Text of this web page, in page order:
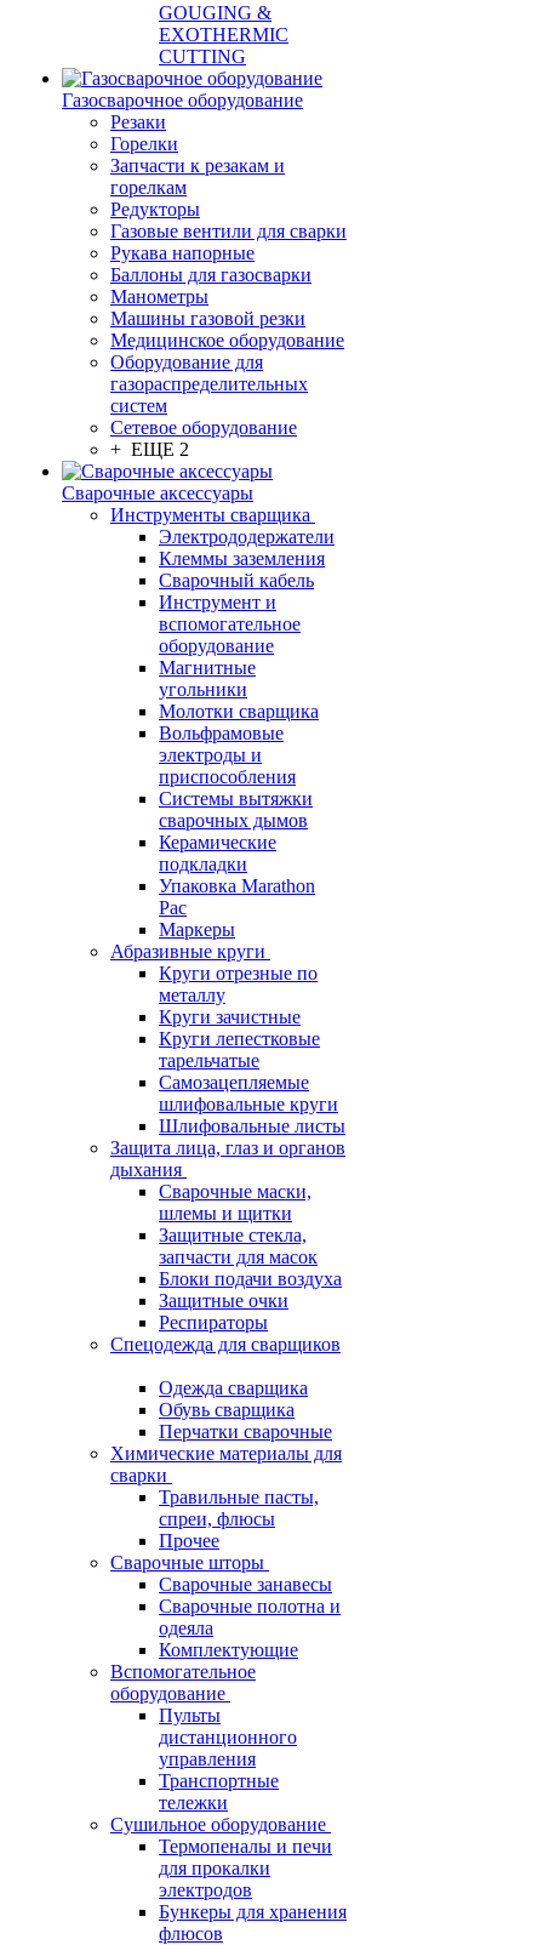
GOUGING &
EXOTHERMIC
CUTTING
Газосварочное оборудование
Резаки
Горелки
Запчасти к резакам и
горелкам
Редукторы
Газовые вентили для сварки
Рукава напорные
Баллоны для газосварки
Манометры
Машины газовой резки
Медицинское оборудование
Оборудование для
газораспределительных
систем
Сетевое оборудование
+ ЕЩЕ 2
Сварочные аксессуары
Инструменты сварщика
Электрододержатели
Клеммы заземления
Сварочный кабель
Инструмент и
вспомогательное
оборудование
Магнитные
угольники
Молотки сварщика
Вольфрамовые
электроды и
приспособления
Системы вытяжки
сварочных дымов
Керамические
подкладки
Упаковка Marathon
Pac
Маркеры
Абразивные круги
Круги отрезные по
металлу
Круги зачистные
Круги лепестковые
тарельчатые
Самозацепляемые
шлифовальные круги
Шлифовальные листы
Защита лица, глаз и органов
дыхания
Сварочные маски,
шлемы и щитки
Защитные стекла,
запчасти для масок
Блоки подачи воздуха
Защитные очки
Респираторы
Спецодежда для сварщиков
Одежда сварщика
Обувь сварщика
Перчатки сварочные
Химические материалы для
сварки
Травильные пасты,
спреи, флюсы
Прочее
Сварочные шторы
Сварочные занавесы
Сварочные полотна и
одеяла
Комплектующие
Вспомогательное
оборудование
Пульты
дистанционного
управления
Транспортные
тележки
Сушильное оборудование
Термопеналы и печи
для прокалки
электродов
Бункеры для хранения
флюсов